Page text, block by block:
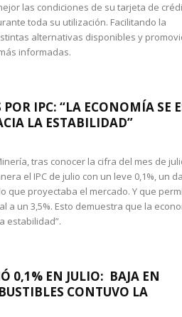
las condiciones de su tarjeta de
toda su utilización. Facilitando la
alternativas disponibles y
informadas.
IPC: “LA ECONOMÍA SE
LA ESTABILIDAD”
tras conocer la cifra del mes de
el IPC de julio con un leve 0,1%, un
que proyectaba el mercado. Y que
a un 3,5%. Esto demuestra que la
estabilidad”.
0,1% EN JULIO: BAJA EN
CONTUVO LA